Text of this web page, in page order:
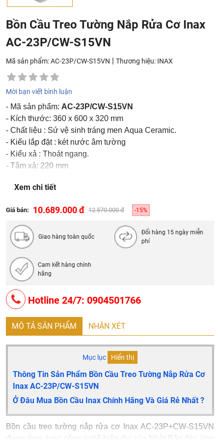
Bồn Cầu Treo Tường Nắp Rửa Cơ Inax
AC-23P/CW-S15VN
Mã sản phẩm: AC-23P/CW-S15VN | Thương hiệu: INAX
Mời bạn viết bình luận
- Mã sản phẩm: AC-23P/CW-S15VN
- Kích thước: 360 x 600 x 320 mm
- Chất liệu : Sứ vệ sinh tráng men Aqua Ceramic.
- Kiểu lắp đặt : két nước âm tường
- Kiểu xả : Thoát ngang.
- Tâm xả: 220 mm
- Điều kiện áp lực nước cấp: 0.07~0.76 Mpa.
- Màu sắc : Trắng
Xem chi tiết
Giá bán: 10.689.000 đ 12.570.000 đ -15%
Giao hàng toàn quốc
Đổi hàng 15 ngày miễn
phí
Cam kết hàng chính
hãng
Hotline 24/7: 0904501766
MÔ TẢ SẢN PHẨM NHẬN XÉT
Mục lục Hiển thị
Thông Tin Sản Phẩm Bồn Cầu Treo Tường Nắp Rửa Cơ
Inax AC-23P/CW-S15VN
Ở Đâu Mua Bồn Cầu Inax Chính Hãng Và Giá Rẻ Nhất ?
Bồn cầu treo tường nắp rửa cơ Inax AC-23P+CW-S15VN
được ứng dụng công nghệ hiện đại của Nhật Bản đáp ứng